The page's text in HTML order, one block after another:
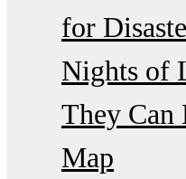
for
Nights of
They Can
Map